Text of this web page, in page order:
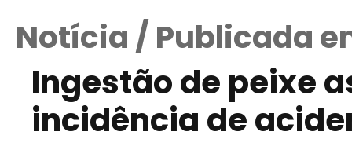
Notícia / Publicada
Ingestão de peixe
incidência de